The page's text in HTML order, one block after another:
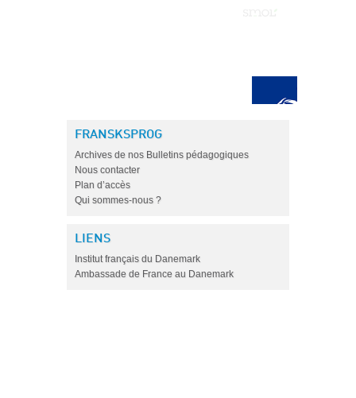
FRANSKSPROG
Archives de nos Bulletins pédagogiques
Nous contacter
Plan d’accès
Qui sommes-nous ?
LIENS
Institut français du Danemark
Ambassade de France au Danemark